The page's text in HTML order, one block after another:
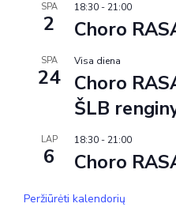
SPA
2
18:30- 21:00
Choro
SPA
24
Visa diena
Choro
ŠLB
LAP
6
18:30- 21:00
Choro
Peržiūrėti kalendorių